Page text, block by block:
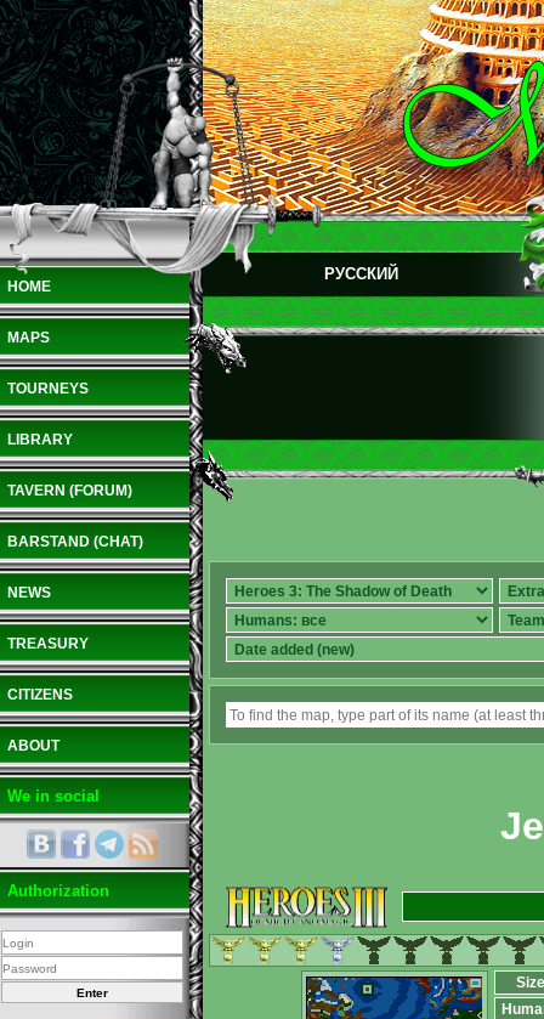
HOME
MAPS
TOURNEYS
LIBRARY
TAVERN (FORUM)
BARSTAND (CHAT)
NEWS
TREASURY
CITIZENS
ABOUT
We in social
Authorization
РУССКИЙ
Size